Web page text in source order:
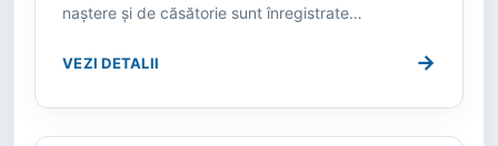
naştere şi de căsătorie sunt înregistrate…
VEZI DETALII →